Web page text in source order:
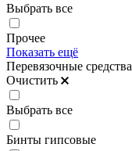
Выбрать все
Прочее
Показать ещё
Перевязочные средства
Очистить
Выбрать все
Бинты гипсовые